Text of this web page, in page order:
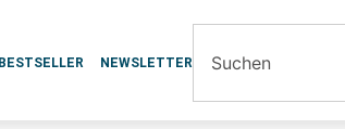
NEWSLETTER